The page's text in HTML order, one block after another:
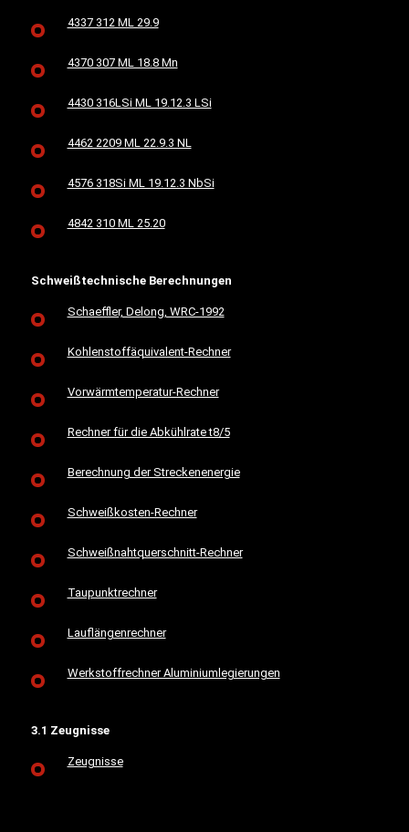
4337 312 ML 29.9
4370 307 ML 18.8 Mn
4430 316LSi ML 19.12.3 LSi
4462 2209 ML 22.9.3 NL
4576 318Si ML 19.12.3 NbSi
4842 310 ML 25.20
Schweißtechnische Berechnungen
Schaeffler, Delong, WRC-1992
Kohlenstoffäquivalent-Rechner
Vorwärmtemperatur-Rechner
Rechner für die Abkühlrate t8/5
Berechnung der Streckenenergie
Schweißkosten-Rechner
Schweißnahtquerschnitt-Rechner
Taupunktrechner
Lauflängenrechner
Werkstoffrechner Aluminiumlegierungen
3.1 Zeugnisse
Zeugnisse